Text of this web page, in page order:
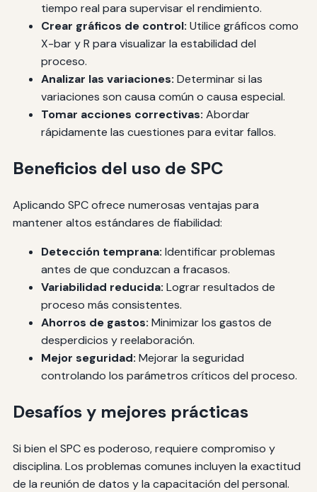
tiempo real para supervisar el rendimiento.
Crear gráficos de control: Utilice gráficos como
X-bar y R para visualizar la estabilidad del
proceso.
Analizar las variaciones: Determinar si las
variaciones son causa común o causa especial.
Tomar acciones correctivas: Abordar
rápidamente las cuestiones para evitar fallos.
Beneficios del uso de SPC
Aplicando SPC ofrece numerosas ventajas para
mantener altos estándares de fiabilidad:
Detección temprana: Identificar problemas
antes de que conduzcan a fracasos.
Variabilidad reducida: Lograr resultados de
proceso más consistentes.
Ahorros de gastos: Minimizar los gastos de
desperdicios y reelaboración.
Mejor seguridad: Mejorar la seguridad
controlando los parámetros críticos del proceso.
Desafíos y mejores prácticas
Si bien el SPC es poderoso, requiere compromiso y
disciplina. Los problemas comunes incluyen la exactitud
de la reunión de datos y la capacitación del personal.